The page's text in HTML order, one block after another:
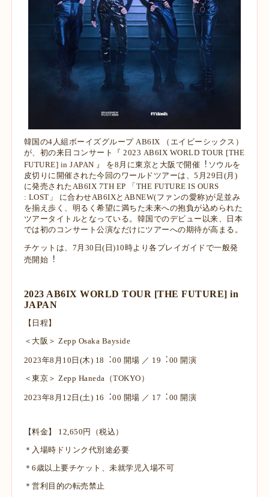
韓国の4⼈組ボーイズグループ AB6IX （エイビーシックス）
が、初の来⽇コンサート『 2023 AB6IX WORLD TOUR [THE
FUTURE] in JAPAN 』 を8⽉に東京と⼤阪で開催︕ ソウルを
⽪切りに開催された今回のワールドツアーは、5⽉29⽇(⽉)
に発売されたAB6IX 7TH EP 「THE FUTURE IS OURS
: LOST」 に合わせAB6IXとABNEW(ファンの愛称)が⾜並み
を揃え歩く、明るく希望に満ちた未来への抱負が込められた
ツアータイトルとなっている。韓国でのデビュー以来、⽇本
では初のコンサート公演なだけにツアーへの期待が⾼まる。
チケットは、7⽉30⽇(⽇)10時より各プレイガイドで⼀般発
売開始︕
2023 AB6IX WORLD TOUR [THE FUTURE] in
JAPAN
【⽇程】
＜⼤阪＞ Zepp Osaka Bayside
2023年8⽉10⽇(⽊) 18︓00 開場 ／ 19︓00 開演
＜東京＞ Zepp Haneda（TOKYO）
2023年8⽉12⽇(⼟) 16︓00 開場 ／ 17︓00 開演
【料⾦】 12,650円（税込）
＊⼊場時ドリンク代別途必要
＊6歳以上要チケット、未就学児⼊場不可
＊営利⽬的の転売禁⽌